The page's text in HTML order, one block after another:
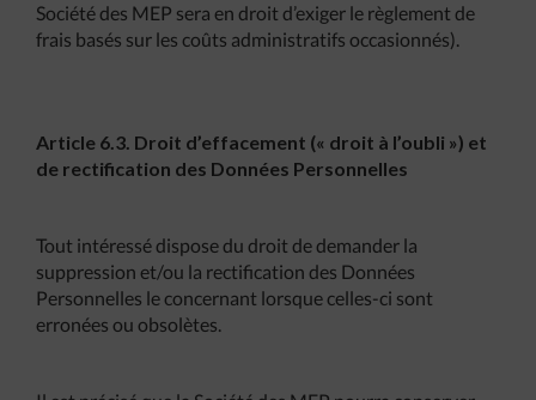
Société des MEP sera en droit d’exiger le règlement de
frais basés sur les coûts administratifs occasionnés).
Article 6.3. Droit d’effacement (« droit à l’oubli ») et
de rectification des Données Personnelles
Tout intéressé dispose du droit de demander la
suppression et/ou la rectification des Données
Personnelles le concernant lorsque celles-ci sont
erronées ou obsolètes.